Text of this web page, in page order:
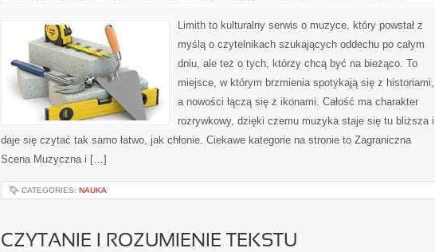
Limith to kulturalny serwis o muzyce, który powstał z
myślą o czytelnikach szukających oddechu po całym
dniu, ale też o tych, którzy chcą być na bieżąco. To
miejsce, w którym brzmienia spotykają się z historiami,
a nowości łączą się z ikonami. Całość ma charakter
rozrywkowy, dzięki czemu muzyka staje się tu bliższa i
daje się czytać tak samo łatwo, jak chłonie. Ciekawe kategorie na stronie to Zagraniczna
Scena Muzyczna i […]
CATEGORIES: NAUKA
CZYTANIE I ROZUMIENIE TEKSTU